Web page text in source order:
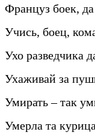
Француз боек,
Учись, боец,
Ухо разведчика
Ухаживай за
Умирать – так
Умерла та